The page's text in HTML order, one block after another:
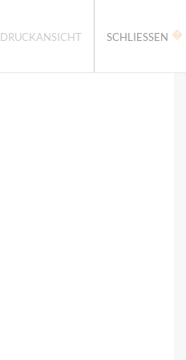
DRUCKANSICHT �
SCHLIESSEN